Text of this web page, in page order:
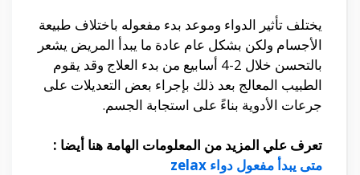
يختلف تأثير الدواء وموعد بدء مفعوله باختلاف طبيعة
الأجسام ولكن بشكل عام عادة ما يبدأ المريض يشعر
بالتحسن خلال 2-4 أسابيع من بدء العلاج وقد يقوم
الطبيب المعالج بعد ذلك بإجراء بعض التعديلات على
جرعات الأدوية بناءً على استجابة الجسم.
تعرف علي المزيد من المعلومات الهامة هنا أيضا :
متى يبدأ مفعول دواء zelax